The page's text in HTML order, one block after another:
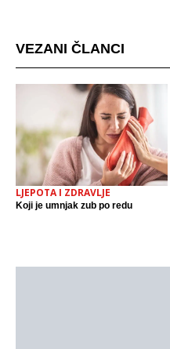
VEZANI ČLANCI
LJEPOTA I ZDRAVLJE
Koji je umnjak zub po redu